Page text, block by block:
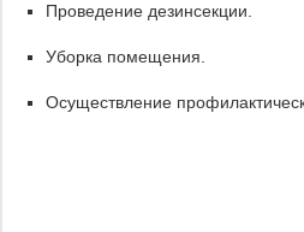
Проведение дезинсекции.
Уборка помещения.
Осуществление